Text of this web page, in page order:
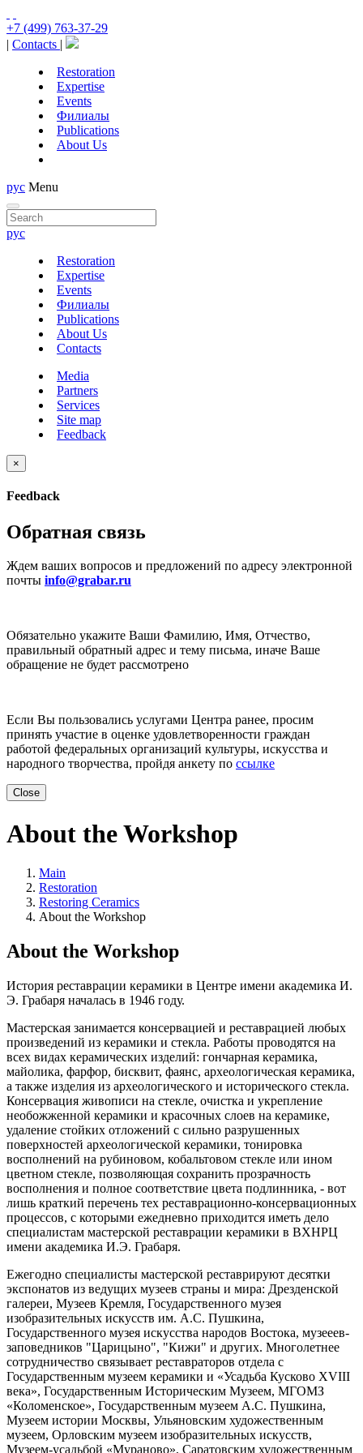
+7 (499) 763-37-29
| Contacts |
Restoration
Expertise
Events
Филиалы
Publications
About Us
рус Menu
рус
Restoration
Expertise
Events
Филиалы
Publications
About Us
Contacts
Media
Partners
Services
Site map
Feedback
×
Feedback
Обратная связь
Ждем ваших вопросов и предложений по адресу электронной
почты info@grabar.ru
Обязательно укажите Ваши Фамилию, Имя, Отчество,
правильный обратный адрес и тему письма, иначе Ваше
обращение не будет рассмотрено
Если Вы пользовались услугами Центра ранее, просим
принять участие в оценке удовлетворенности граждан
работой федеральных организаций культуры, искусства и
народного творчества, пройдя анкету по ссылке
Close
About the Workshop
Main
Restoration
Restoring Ceramics
About the Workshop
About the Workshop
История реставрации керамики в Центре имени академика И.
Э. Грабаря началась в 1946 году.
Мастерская занимается консервацией и реставрацией любых
произведений из керамики и стекла. Работы проводятся на
всех видах керамических изделий: гончарная керамика,
майолика, фарфор, бисквит, фаянс, археологическая керамика,
а также изделия из археологического и исторического стекла.
Консервация живописи на стекле, очистка и укрепление
необожженной керамики и красочных слоев на керамике,
удаление стойких отложений с сильно разрушенных
поверхностей археологической керамики, тонировка
восполнений на рубиновом, кобальтовом стекле или ином
цветном стекле, позволяющая сохранить прозрачность
восполнения и полное соответствие цвета подлинника, - вот
лишь краткий перечень тех реставрационно-консервационных
процессов, с которыми ежедневно приходится иметь дело
специалистам мастерской реставрации керамики в ВХНРЦ
имени академика И.Э. Грабаря.
Ежегодно специалисты мастерской реставрируют десятки
экспонатов из ведущих музеев страны и мира: Дрезденской
галереи, Музеев Кремля, Государственного музея
изобразительных искусств им. А.С. Пушкина,
Государственного музея искусства народов Востока, музееев-
заповедников "Царицыно", "Кижи" и других. Многолетнее
сотрудничество связывает реставраторов отдела с
Государственным музеем керамики и «Усадьба Кусково XVIII
века», Государственным Историческим Музеем, МГОМЗ
«Коломенское», Государственным музеем А.С. Пушкина,
Музеем истории Москвы, Ульяновским художественным
музеем, Орловским музеем изобразительных искусств,
Музеем-усадьбой «Мураново», Саратовским художественным